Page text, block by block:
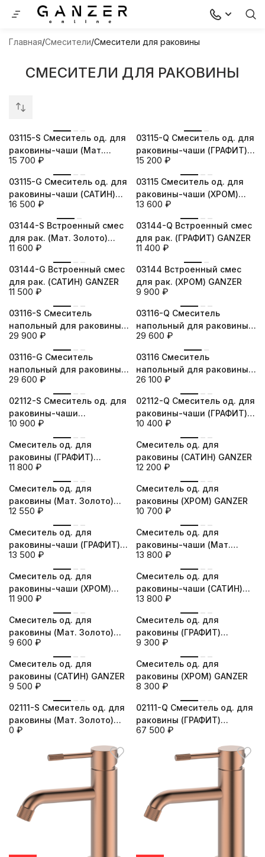
Главная Смесители Смесители для раковины
СМЕСИТЕЛИ ДЛЯ РАКОВИНЫ
03115-S Смеситель од. для
раковины-чаши (Мат.
Золото) GANZER
15 700 ₽
03115-Q Смеситель од. для
раковины-чаши (ГРАФИТ)
GANZER
15 200 ₽
новинка
03115-G Смеситель од. для
раковины-чаши (САТИН)
GANZER
16 500 ₽
новинка
03115 Смеситель од. для
раковины-чаши (ХРОМ)
GANZER
13 600 ₽
новинка
03144-S Встроенный смес
для рак. (Мат. Золото)
GANZER
11 600 ₽
новинка
03144-Q Встроенный смес
для рак. (ГРАФИТ) GANZER
11 400 ₽
новинка
03144-G Встроенный смес
для рак. (САТИН) GANZER
11 500 ₽
новинка
03144 Встроенный смес
для рак. (ХРОМ) GANZER
9 900 ₽
новинка
03116-S Смеситель
напольный для раковины
(Мат. Золото) GANZER
29 900 ₽
новинка
03116-Q Смеситель
напольный для раковины
(ГРАФИТ) GANZER
29 600 ₽
новинка
03116-G Смеситель
напольный для раковины
(САТИН) GANZER
29 600 ₽
новинка
03116 Смеситель
напольный для раковины
(ХРОМ) GANZER
26 100 ₽
новинка
02112-S Смеситель од. для
раковины-чаши
(МАТ.ЗОЛОТО) GANZER
10 900 ₽
новинка
02112-Q Смеситель од. для
раковины-чаши (ГРАФИТ)
GANZER
10 400 ₽
новинка
Смеситель од. для
раковины (ГРАФИТ)
GANZER
11 800 ₽
новинка
Смеситель од. для
раковины (САТИН) GANZER
12 200 ₽
новинка
Смеситель од. для
раковины (Мат. Золото)
GANZER
12 550 ₽
новинка
Смеситель од. для
раковины (ХРОМ) GANZER
10 700 ₽
новинка
Смеситель од. для
раковины-чаши (ГРАФИТ)
GANZER
13 500 ₽
новинка
Смеситель од. для
раковины-чаши (Мат.
Золото) GANZER
13 800 ₽
новинка
Смеситель од. для
раковины-чаши (ХРОМ)
GANZER
11 900 ₽
новинка
Смеситель од. для
раковины-чаши (САТИН)
GANZER
13 800 ₽
новинка
Смеситель од. для
раковины (Мат. Золото)
GANZER
9 600 ₽
новинка
Смеситель од. для
раковины (ГРАФИТ)
GANZER
9 300 ₽
новинка
Смеситель од. для
раковины (САТИН) GANZER
9 500 ₽
новинка
Смеситель од. для
раковины (ХРОМ) GANZER
8 300 ₽
02111-S Смеситель од. для
раковины (Мат. Золото)
GANZER
0 ₽
02111-Q Смеситель од. для
раковины (ГРАФИТ)
GANZER
67 500 ₽